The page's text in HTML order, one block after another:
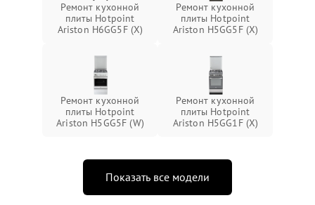
Ремонт кухонной
плиты Hotpoint
Ariston H6GG5F (X)
Ремонт кухонной
плиты Hotpoint
Ariston H5GG5F (X)
Ремонт кухонной
плиты Hotpoint
Ariston H5GG5F (W)
Ремонт кухонной
плиты Hotpoint
Ariston H5GG1F (X)
Показать все модели